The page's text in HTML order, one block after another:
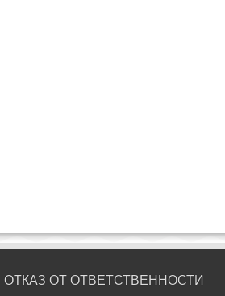
ОТКАЗ ОТ ОТВЕТСТВЕННОСТИ